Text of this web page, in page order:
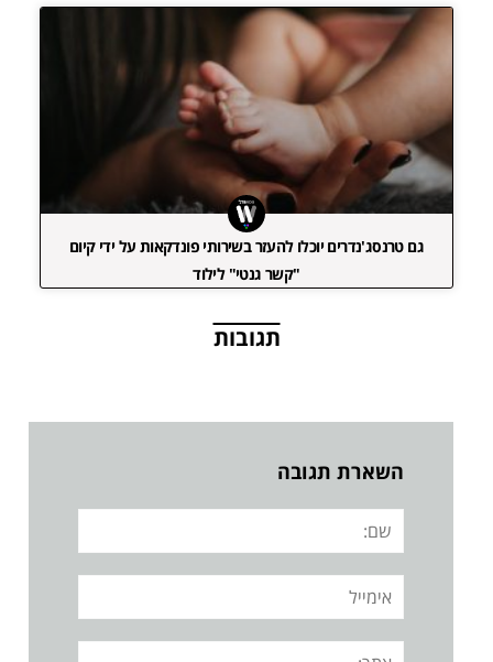
גם טרנסג'נדרים יוכלו להעזר בשירותי פונדקאות על ידי קיום
"קשר גנטי" לילוד
תגובות
השארת תגובה
שם:
אימייל
אתר: